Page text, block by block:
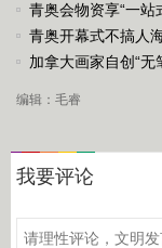
青奥会物资享“一站
青奥开幕式不搞人
加拿大画家自创“无
编辑：毛睿